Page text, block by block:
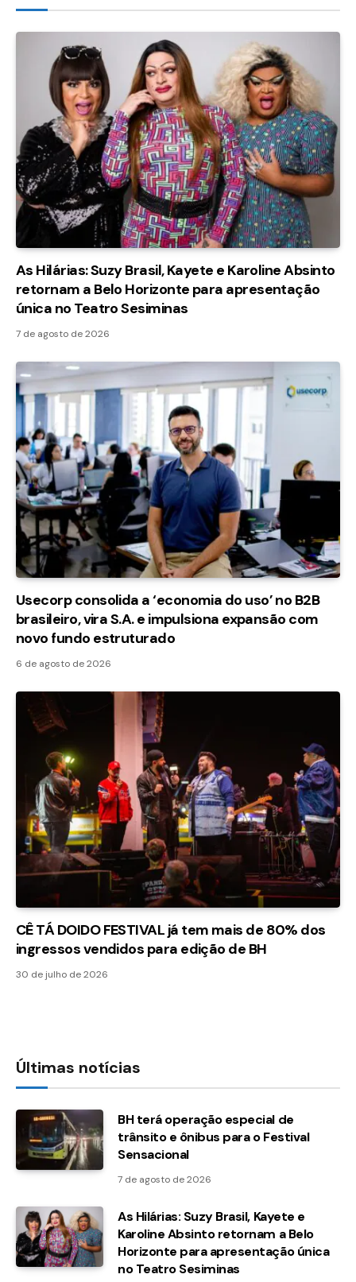
As Hilárias: Suzy Brasil, Kayete e Karoline Absinto
retornam a Belo Horizonte para apresentação
única no Teatro Sesiminas
7 de agosto de 2026
Usecorp consolida a ‘economia do uso’ no B2B
brasileiro, vira S.A. e impulsiona expansão com
novo fundo estruturado
6 de agosto de 2026
CÊ TÁ DOIDO FESTIVAL já tem mais de 80% dos
ingressos vendidos para edição de BH
30 de julho de 2026
Últimas notícias
BH terá operação especial de
trânsito e ônibus para o Festival
Sensacional
7 de agosto de 2026
As Hilárias: Suzy Brasil, Kayete e
Karoline Absinto retornam a Belo
Horizonte para apresentação única
no Teatro Sesiminas